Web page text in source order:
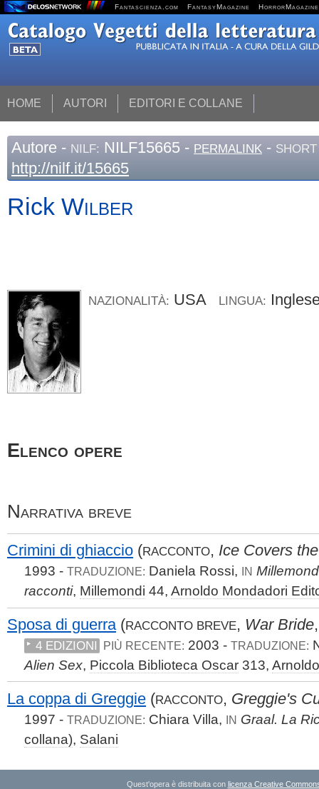
Fantascienza.com FantasyMagazine HorrorMagazine
HOME AUTORI EDITORI E COLLANE
Autore - NILF: NILF15665 - PERMALINK -
http://nilf.it/15665
Rick Wilber
NAZIONALITÀ: USA LINGUA:
Elenco opere
Narrativa breve
Crimini di ghiaccio (RACCONTO, Ice Covers
1993 - TRADUZIONE: Daniela Rossi, IN
racconti, Millemondi 44, Arnoldo Mondadori
Sposa di guerra (RACCONTO BREVE, War Bride
4 EDIZIONI PIÙ RECENTE: 2003 - TRADUZIONE:
Alien Sex, Piccola Biblioteca Oscar 313,
La coppa di Greggie (RACCONTO, Greggie's
1997 - TRADUZIONE: Chiara Villa, IN Graal. La
collana), Salani
Quest'opera è distribuita con licenza Creative